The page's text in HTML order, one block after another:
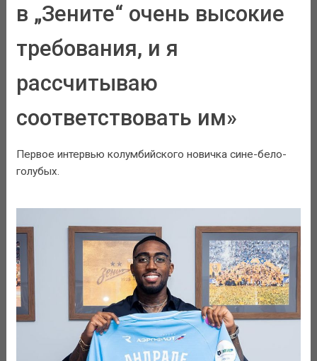
в „Зените“ очень высокие
требования, и я
рассчитываю
соответствовать им»
Первое интервью колумбийского новичка сине-бело-
голубых.